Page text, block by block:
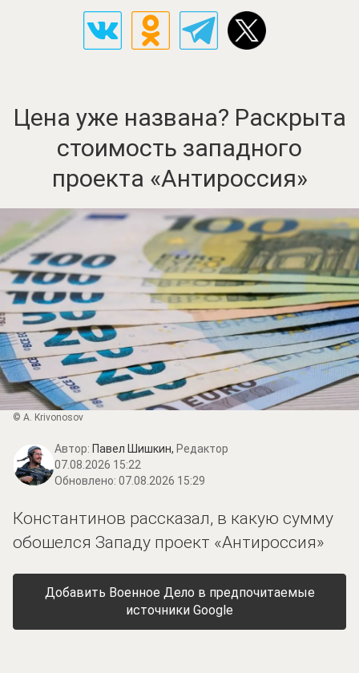
Цена уже названа? Раскрыта
стоимость западного
проекта «Антироссия»
© A. Krivonosov
Автор: Павел Шишкин, Редактор
07.08.2026 15:22
Обновлено: 07.08.2026 15:29
Константинов рассказал, в какую сумму
обошелся Западу проект «Антироссия»
Добавить Военное Дело в предпочитаемые
источники Google